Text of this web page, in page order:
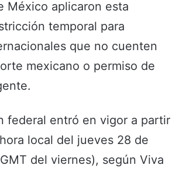
México aplicaron esta
temporal para
que no cuenten
mexicano o permiso de
federal entró en vigor a partir
local del jueves 28 de
del viernes), según Viva